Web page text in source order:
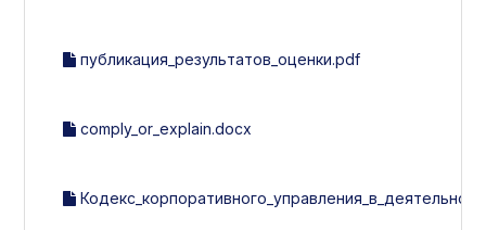
публикация_результатов_оценки.pdf
comply_or_explain.docx